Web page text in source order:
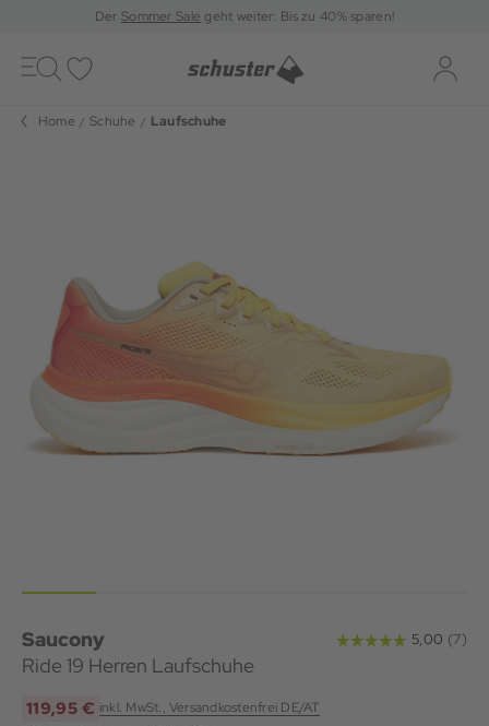
DerSommer Sale geht weiter: Bis zu 40% sparen!
Toggle
navigation
Home Schuhe Laufschuhe
Saucony
Ride 19 Herren Laufschuhe
119,95 € inkl. MwSt., Versandkostenfrei DE/AT